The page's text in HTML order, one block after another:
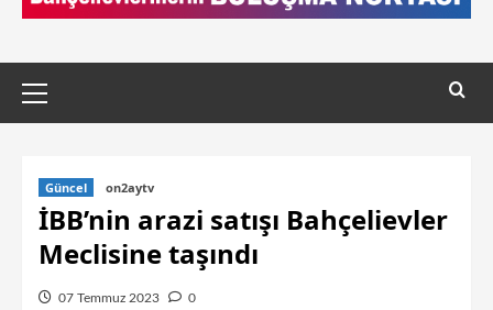
Güncel on2aytv
İBB’nin arazi satışı Bahçelievler
Meclisine taşındı
07 Temmuz 2023 0